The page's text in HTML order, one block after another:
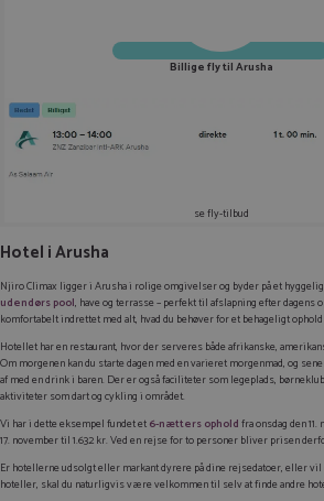
Billige fly til Arusha
se fly-tilbud
Hotel i Arusha
Njiro Climax ligger i Arusha i rolige omgivelser og byder på et
udendørs pool, have og terrasse – perfekt til afslapning efter
komfortabelt indrettet med alt, hvad du behøver for et behageligt
Hotellet har en restaurant, hvor der serveres både afrikanske,
Om morgenen kan du starte dagen med en varieret morgenmad, og
af med en drink i baren. Der er også faciliteter som legeplads,
aktiviteter som dart og cykling i området.
Vi har i dette eksempel fundet et6-nætters opholdfra onsdag den
17. november til 1.632 kr. Ved en rejse for to personer bliver prisen
Er hotellerne udsolgt eller markant dyrere på dine rejsedatoer, eller
hoteller, skal du naturligvis være velkommen til selv at finde andre